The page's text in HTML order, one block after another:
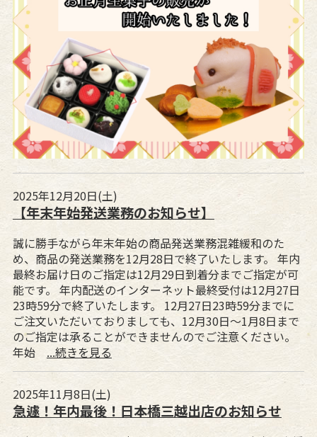
2025年12月20日(土)
【年末年始発送業務のお知らせ】
誠に勝手ながら年末年始の商品発送業務混雑緩和のた
め、商品の発送業務を12月28日で終了いたします。 年内
最終お届け日のご指定は12月29日到着分までご指定が可
能です。 年内配送のインターネット最終受付は12月27日
23時59分で終了いたします。 12月27日23時59分までに
ご注文いただいておりましても、12月30日～1月8日まで
のご指定は承ることができませんのでご注意ください。
年始 ...続きを見る
2025年11月8日(土)
急遽！年内最後！日本橋三越出店のお知らせ